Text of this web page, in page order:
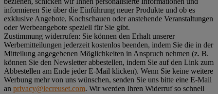
informieren Sie über die Einführung neuer Produkte und ob es
exklusive Angebote, Kochschauen oder anstehende Veranstaltungen
oder Werbeangebote speziell für Sie gibt.
Zustimmung widerrufen: Sie können den Erhalt unserer
Werbemitteilungen jederzeit kostenlos beenden, indem Sie die in der
Mitteilung angegebenen Möglichkeiten in Anspruch nehmen (z. B.
können Sie den Newsletter abbestellen, indem Sie auf den Link zum
Abbestellen am Ende jeder E-Mail klicken). Wenn Sie keine weitere
Werbung mehr von uns wünschen, senden Sie uns bitte eine E-Mail
an privacy@lecreuset.com. Wir werden Ihren Widerruf so schnell